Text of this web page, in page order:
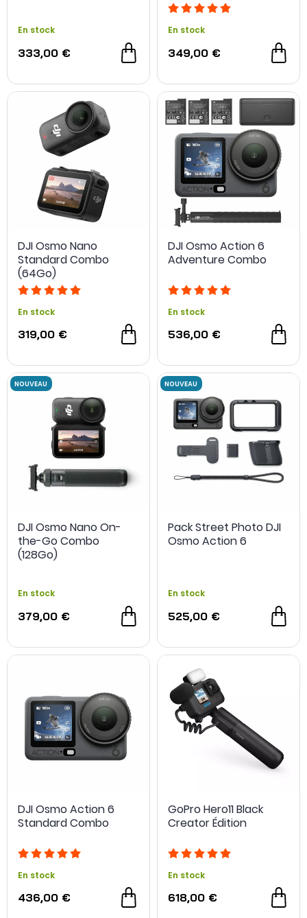
En stock
333,00 €
En stock
349,00 €
DJI Osmo Nano
Standard Combo
(64Go)
En stock
319,00 €
DJI Osmo Action 6
Adventure Combo
En stock
536,00 €
DJI Osmo Nano On-
the-Go Combo
(128Go)
En stock
379,00 €
Pack Street Photo DJI
Osmo Action 6
En stock
525,00 €
DJI Osmo Action 6
Standard Combo
En stock
436,00 €
GoPro Hero11 Black
Creator Édition
En stock
618,00 €